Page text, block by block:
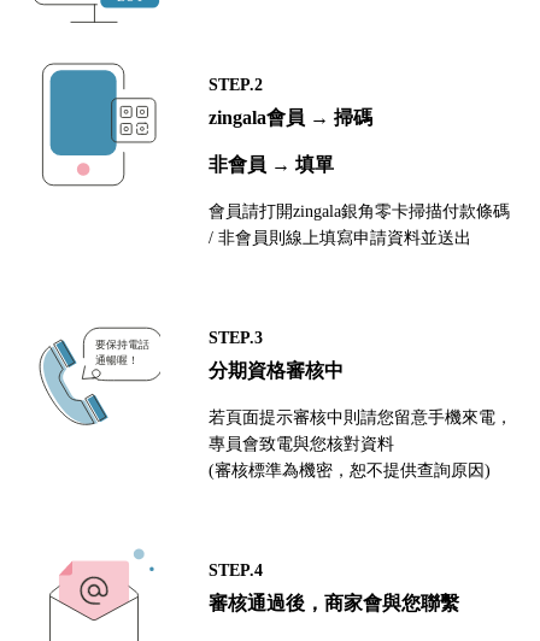
STEP.2
zingala會員 → 掃碼
非會員 → 填單
會員請打開zingala銀角零卡掃描付款條碼
/ 非會員則線上填寫申請資料並送出
STEP.3
分期資格審核中
若頁面提示審核中則請您留意手機來電，
專員會致電與您核對資料
(審核標準為機密，恕不提供查詢原因)
STEP.4
審核通過後，商家會與您聯繫